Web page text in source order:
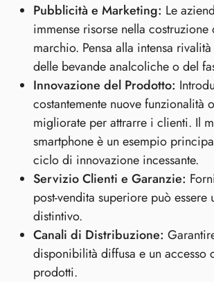
Pubblicità e Marketing: Le
immense risorse nella costruzione
marchio. Pensa alla intensa
delle bevande analcoliche o del
Innovazione del Prodotto:
costantemente nuove funzionalità
migliorate per attrarre i clienti. Il
smartphone è un esempio
ciclo di innovazione incessante.
Servizio Clienti e Garanzie:
post-vendita superiore può essere
distintivo.
Canali di Distribuzione:
disponibilità diffusa e un accesso
prodotti.